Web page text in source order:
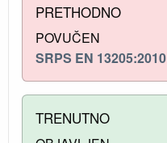
PRETHODNO
POVUČEN
SRPS EN 13205:2010
TRENUTNO